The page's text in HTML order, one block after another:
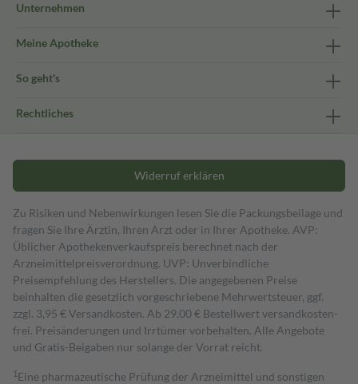
Unternehmen
Meine Apotheke
So geht's
Rechtliches
Widerruf erklären
Zu Risiken und Nebenwirkungen lesen Sie die Packungsbeilage und
fragen Sie Ihre Ärztin, Ihren Arzt oder in Ihrer Apotheke. AVP:
Üblicher Apothekenverkaufspreis berechnet nach der
Arzneimittelpreisverordnung. UVP: Unverbindliche
Preisempfehlung des Herstellers. Die angegebenen Preise
beinhalten die gesetzlich vorgeschriebene Mehrwertsteuer, ggf.
zzgl. 3,95 € Versandkosten. Ab 29,00 € Bestell­wert versand­kosten­
frei. Preisänderungen und Irrtümer vorbehalten. Alle Angebote
und Gratis-Beigaben nur solange der Vorrat reicht.
1 Eine pharmazeutische Prüfung der Arzneimittel und sonstigen